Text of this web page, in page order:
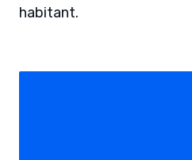
habitant.